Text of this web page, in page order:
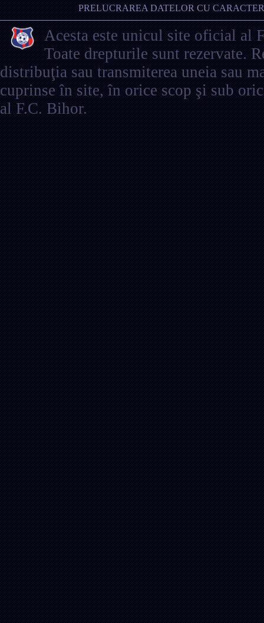
PRELUCRAREA DATELOR CU
Acesta este unicul site oficial al
Toate drepturile sunt rezervate.
distribuţia sau transmiterea uneia sau
cuprinse în site, în orice scop şi sub
al F.C. Bihor.